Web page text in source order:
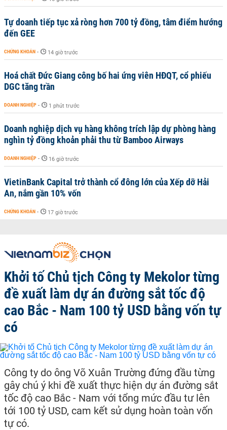
Tự doanh tiếp tục xả ròng hơn 700 tỷ đồng, tâm điểm hướng
đến GEE
CHỨNG KHOÁN - 14 giờ trước
Hoá chất Đức Giang công bố hai ứng viên HĐQT, cổ phiếu
DGC tăng trần
DOANH NGHIỆP - 1 phút trước
Doanh nghiệp dịch vụ hàng không trích lập dự phòng hàng
nghìn tỷ đồng khoản phải thu từ Bamboo Airways
DOANH NGHIỆP - 16 giờ trước
VietinBank Capital trở thành cổ đông lớn của Xếp dỡ Hải
An, nắm gần 10% vốn
CHỨNG KHOÁN - 17 giờ trước
Khởi tố Chủ tịch Công ty Mekolor từng
đề xuất làm dự án đường sắt tốc độ
cao Bắc - Nam 100 tỷ USD bằng vốn tự
có
Công ty do ông Võ Xuân Trường đứng đầu từng
gây chú ý khi đề xuất thực hiện dự án đường sắt
tốc độ cao Bắc - Nam với tổng mức đầu tư lên
tới 100 tỷ USD, cam kết sử dụng hoàn toàn vốn
tự có.